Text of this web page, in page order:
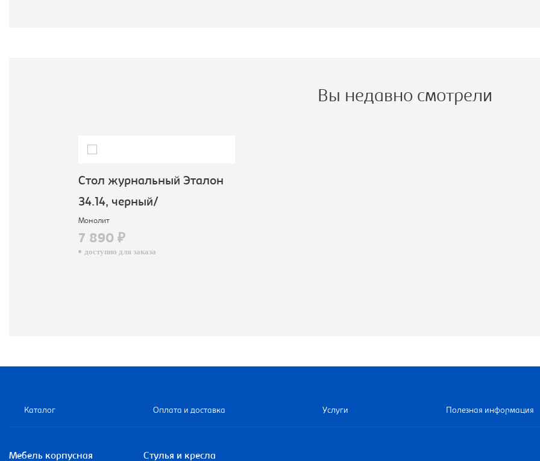
Вы недавно смотрели
Стол журнальный Эталон
34.14, черный/
Монолит
7 890 ₽
доступно для заказа
Каталог Оплата и доставка Услуги Полезная информация
Мебель корпусная Стулья и кресла